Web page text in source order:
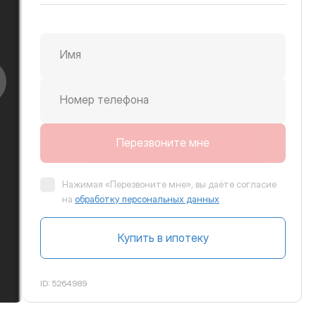
вправо
Имя
Номер телефона
Перезвоните мне
Нажимая «Перезвоните мне», вы даёте согласие
на обработку персональных данных
Купить в ипотеку
ID: 5264989